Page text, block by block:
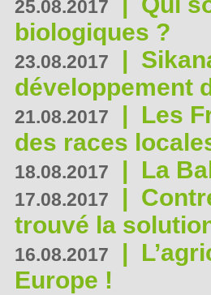
25.08.2017
biologiques ?
23.08.2017 |
développement
21.08.2017 | Les
des races
18.08.2017 | La
17.08.2017 |
trouvé la
16.08.2017 |
Europe !